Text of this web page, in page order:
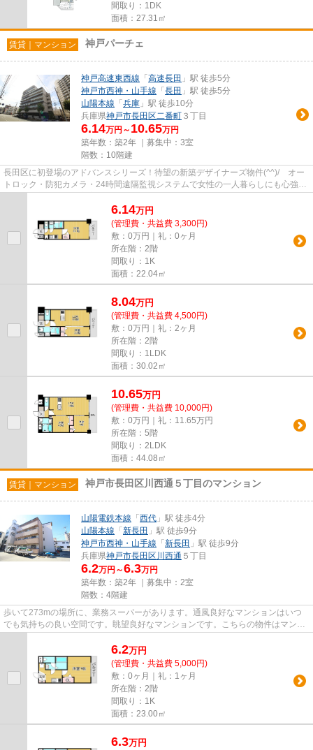
間取り：1DK
面積：27.31㎡
賃貸｜マンション 神戸パーチェ
神戸高速東西線 「 高速長田 」駅 徒歩5分
神戸市西神・山手線 「 長田 」駅 徒歩5分
山陽本線 「 兵庫 」駅 徒歩10分
兵庫県神戸市長田区二番町 ３丁目
6.14万円～ 10.65万円
築年数：築2年 ｜募集中： 3室
階数：10階建
長田区に初登場のアドバンスシリーズ！待望の新築デザイナーズ物件(^^)/ オー
トロック・防犯カメラ・24時間遠隔監視システムで女性の一人暮らしにも心強い
6.14万円
(管理費・共益費 3,300円)
敷：0万円｜礼：0ヶ月
所在階：2階
間取り：1K
面積：22.04㎡
8.04万円
(管理費・共益費 4,500円)
敷：0万円｜礼：2ヶ月
所在階：2階
間取り：1LDK
面積：30.02㎡
10.65万円
(管理費・共益費 10,000円)
敷：0万円｜礼：11.65万円
所在階：5階
間取り：2LDK
面積：44.08㎡
賃貸｜マンション 神戸市長田区川西通５丁目のマンション
山陽電鉄本線 「 西代 」駅 徒歩4分
山陽本線 「 新長田 」駅 徒歩9分
神戸市西神・山手線 「 新長田 」駅 徒歩9分
兵庫県神戸市長田区 川西通 ５丁目
6.2万円～6.3万円
築年数：築2年 ｜募集中： 2室
階数：4階建
歩いて273mの場所に、業務スーパーがあります。通風良好なマンションはいつ
でも気持ちの良い空間です。眺望良好なマンションです。こちらの物件はマンシ
6.2万円
(管理費・共益費 5,000円)
敷：0ヶ月｜礼：1ヶ月
所在階：2階
間取り：1K
面積：23.00㎡
6.3万円